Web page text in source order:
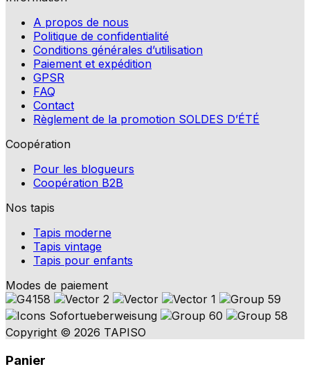
A propos de nous
Politique de confidentialité
Conditions générales d’utilisation
Paiement et expédition
GPSR
FAQ
Contact
Règlement de la promotion SOLDES D’ÉTÉ
Coopération
Pour les blogueurs
Coopération B2B
Nos tapis
Tapis moderne
Tapis vintage
Tapis pour enfants
Modes de paiement
Copyright © 2026 TAPISO
Panier